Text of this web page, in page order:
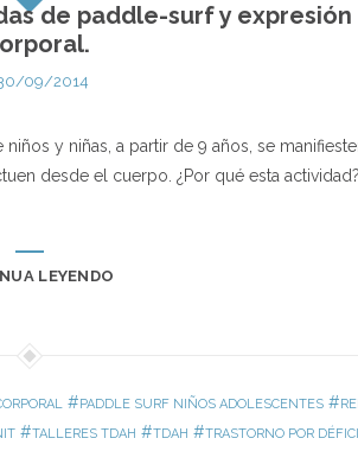
de paddle-surf y expresión
09/2014
y niñas, a partir de 9 años, se
desde el cuerpo. ¿Por qué esta actividad?…
LEYENDO
#PADDLE SURF NIÑOS ADOLESCENTES #
#TALLERES TDAH #TDAH #TRASTORNO POR